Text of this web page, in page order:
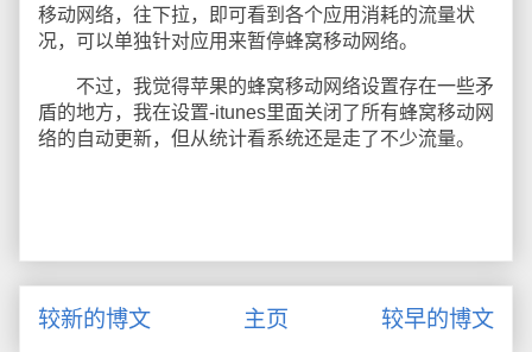
移动网络，往下拉，即可看到各个应用消耗的流量状
况，可以单独针对应用来暂停蜂窝移动网络。
不过，我觉得苹果的蜂窝移动网络设置存在一些矛
盾的地方，我在设置-itunes里面关闭了所有蜂窝移动网
络的自动更新，但从统计看系统还是走了不少流量。
较新的博文 较早的博文
主页